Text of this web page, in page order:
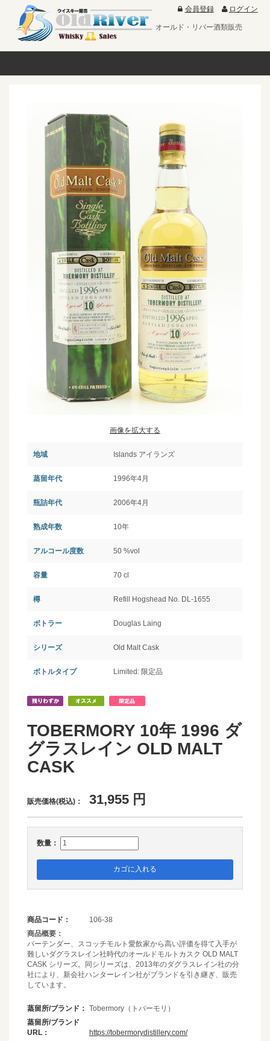
会員登録 ログイン
オールド・リバー酒類販売
画像を拡大する
地域 Islands アイランズ
蒸留年代 1996年4月
瓶詰年代 2006年4月
熟成年数 10年
アルコール度数 50 %vol
容量 70 cl
樽 Refill Hogshead No. DL-1655
ボトラー Douglas Laing
シリーズ Old Malt Cask
ボトルタイプ Limited: 限定品
TOBERMORY 10年 1996 ダ
グラスレイン OLD MALT
CASK
販売価格(税込)： 31,955 円
数量：
カゴに入れる
商品コード：
106-38
商品概要：
バーテンダー、スコッチモルト愛飲家から高い評価を得て入手が
難しいダグラスレイン社時代のオールドモルトカスク OLD MALT
CASK シリーズ。同シリーズは、2013年のダグラスレイン社の分
社により、新会社ハンターレイン社がブランドを引き継ぎ、販売
しています。
蒸留所/ブランド： Tobermory（トバーモリ）
蒸留所/ブランド
URL：
https://tobermorydistillery.com/